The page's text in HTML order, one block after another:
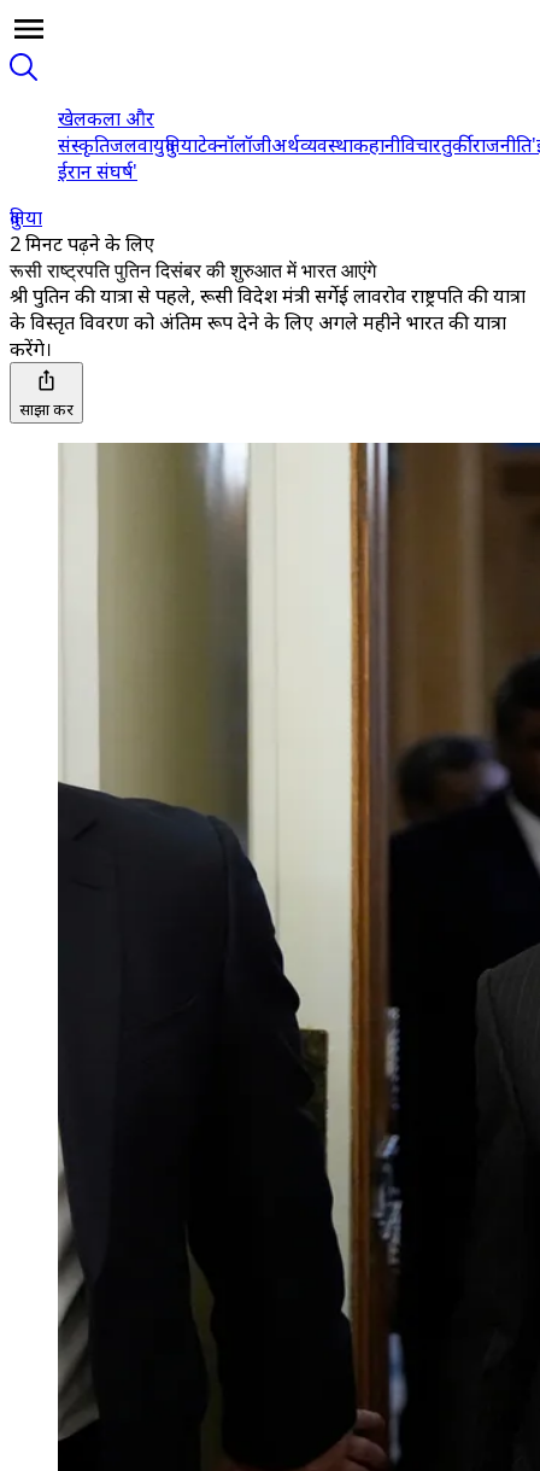
खेलकला और
संस्कृतिजलवायुदुनियाटेक्नॉलॉजीअर्थव्यवस्थाकहानीविचारतुर्कीराजनीति
ईरान संघर्ष'
दुनिया
2 मिनट पढ़ने के लिए
रूसी राष्ट्रपति पुतिन दिसंबर की शुरुआत में भारत आएंगे
श्री पुतिन की यात्रा से पहले, रूसी विदेश मंत्री सर्गेई लावरोव राष्ट्रपति की यात्रा
के विस्तृत विवरण को अंतिम रूप देने के लिए अगले महीने भारत की यात्रा
करेंगे।
साझा करें